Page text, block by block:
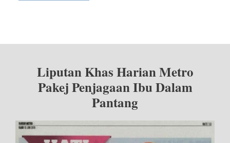
Liputan Khas Harian Metro
Pakej Penjagaan Ibu Dalam
Pantang